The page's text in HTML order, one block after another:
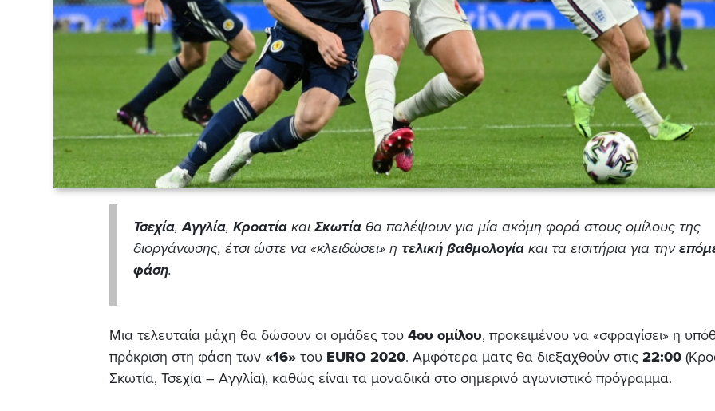
Τσεχία,Αγγλία, Κροατία και Σκωτία θα παλέψουν για μία ακόμη φορά στους ομίλους της
διοργάνωσης, έτσι ώστε να «κλειδώσει» η τελική βαθμολογία και τα εισιτήρια για την
φάση.
Μια τελευταία μάχη θα δώσουν οι ομάδες του 4ου ομίλου, προκειμένου να «σφραγίσει» η
πρόκριση στη φάση των «16» του EURO 2020. Αμφότερα ματς θα διεξαχθούν στις 22:00
Σκωτία, Τσεχία – Αγγλία), καθώς είναι τα μοναδικά στο σημερινό αγωνιστικό πρόγραμμα.